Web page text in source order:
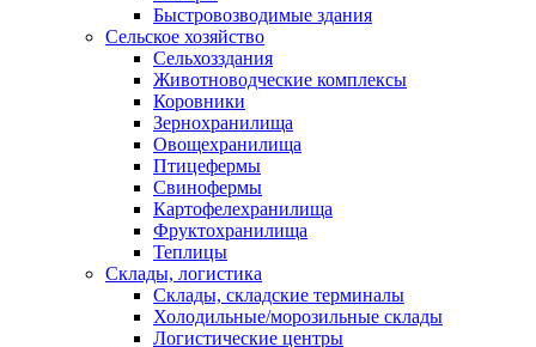
Быстровозводимые здания
Сельское хозяйство
Сельхозздания
Животноводческие комплексы
Коровники
Зернохранилища
Овощехранилища
Птицефермы
Свинофермы
Картофелехранилища
Фруктохранилища
Теплицы
Склады, логистика
Склады, складские терминалы
Холодильные/морозильные склады
Логистические центры